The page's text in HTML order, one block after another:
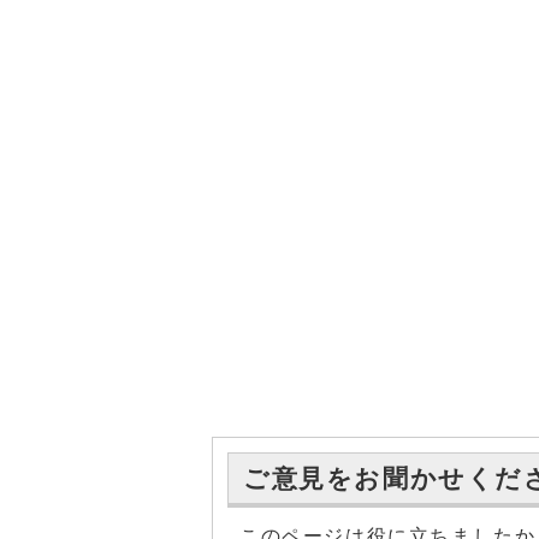
ご意見をお聞かせくだ